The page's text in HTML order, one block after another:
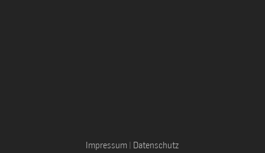
Impressum | Datenschutz